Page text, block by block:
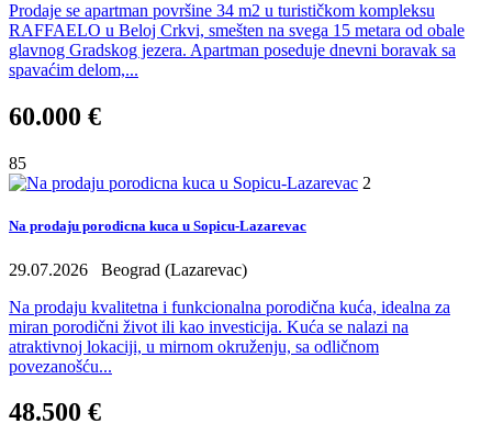
Prodaje se apartman površine 34 m2 u turističkom kompleksu
RAFFAELO u Beloj Crkvi, smešten na svega 15 metara od obale
glavnog Gradskog jezera. Apartman poseduje dnevni boravak sa
spavaćim delom,...
60.000 €
85
2
Na prodaju porodicna kuca u Sopicu-Lazarevac
29.07.2026
Beograd (Lazarevac)
Na prodaju kvalitetna i funkcionalna porodična kuća, idealna za
miran porodični život ili kao investicija. Kuća se nalazi na
atraktivnoj lokaciji, u mirnom okruženju, sa odličnom
povezanošću...
48.500 €